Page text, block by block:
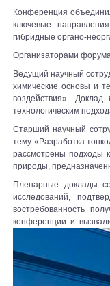
Конференция
ключевые
гибридные органо-
Организаторами
Ведущий научный
химические основы и
воздействия».
технологическим
Старший научный
тему «Разработка
рассмотрены подходы
природы,
Пленарные доклады
исследований,
востребованность
конференции и